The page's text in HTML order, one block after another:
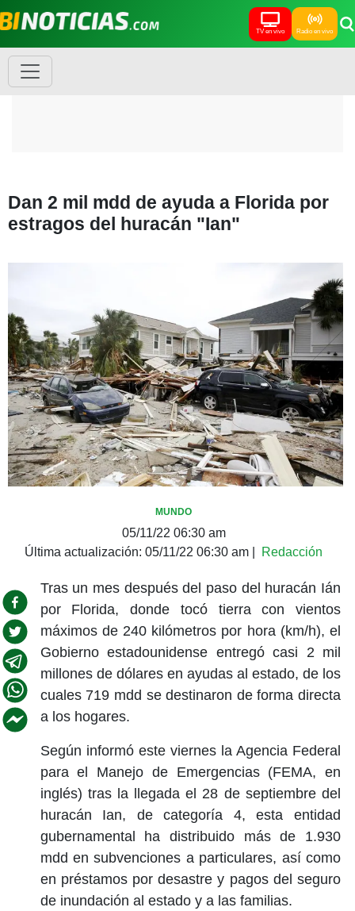
TV en vivo Radio en vivo
Dan 2 mil mdd de ayuda a Florida por
estragos del huracán "Ian"
MUNDO
05/11/22 06:30 am
Última actualización: 05/11/22 06:30 am Redacción
Tras un mes después del paso del huracán Ián
por Florida, donde tocó tierra con vientos
máximos de 240 kilómetros por hora (km/h), el
Gobierno estadounidense entregó casi 2 mil
millones de dólares en ayudas al estado, de los
cuales 719 mdd se destinaron de forma directa
a los hogares.
Según informó este viernes la Agencia Federal
para el Manejo de Emergencias (FEMA, en
inglés) tras la llegada el 28 de septiembre del
huracán Ian, de categoría 4, esta entidad
gubernamental ha distribuido más de 1.930
mdd en subvenciones a particulares, así como
en préstamos por desastre y pagos del seguro
de inundación al estado y a las familias.